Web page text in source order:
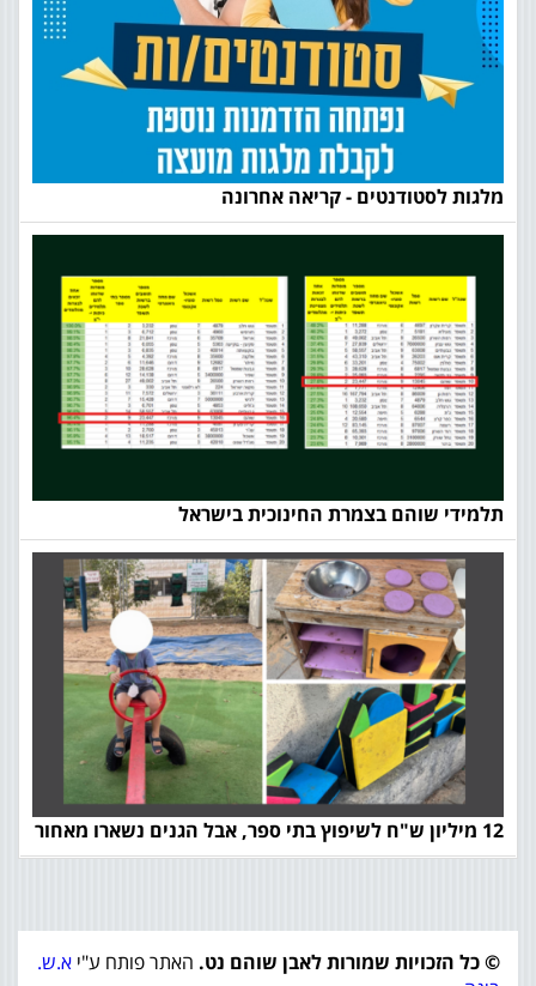
מלגות לסטודנטים - קריאה אחרונה
תלמידי שוהם בצמרת החינוכית בישראל
12 מיליון ש"ח לשיפוץ בתי ספר, אבל הגנים נשארו מאחור
© כל הזכויות שמורות לאבן שוהם נט. האתר פותח ע"י א.ש.